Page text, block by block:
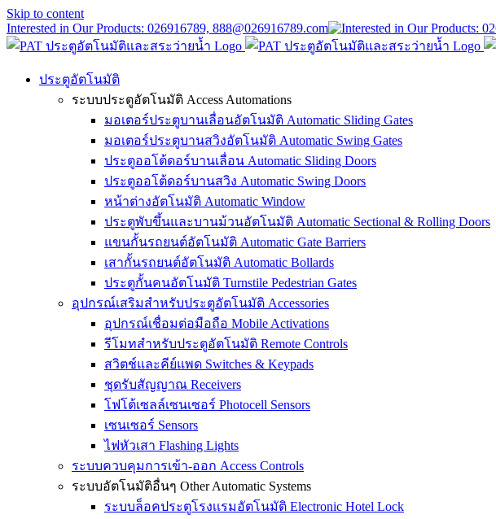
Skip to content
Interested in Our Products: 026916789, 888@026916789.com
ประตูอัตโนมัติ
ระบบประตูอัตโนมัติ Access Automations
มอเตอร์ประตูบานเลื่อนอัตโนมัติ Automatic Sliding Gates
มอเตอร์ประตูบานสวิงอัตโนมัติ Automatic Swing Gates
ประตูออโต้ดอร์บานเลื่อน Automatic Sliding Doors
ประตูออโต้ดอร์บานสวิง Automatic Swing Doors
หน้าต่างอัตโนมัติ Automatic Window
ประตูพับขึ้นและบานม้วนอัตโนมัติ Automatic Sectional & Rolling Doors
แขนกั้นรถยนต์อัตโนมัติ Automatic Gate Barriers
เสากั้นรถยนต์อัตโนมัติ Automatic Bollards
ประตูกั้นคนอัตโนมัติ Turnstile Pedestrian Gates
อุปกรณ์เสริมสำหรับประตูอัตโนมัติ Accessories
อุปกรณ์เชื่อมต่อมือถือ Mobile Activations
รีโมทสำหรับประตูอัตโนมัติ Remote Controls
สวิตช์และคีย์แพด Switches & Keypads
ชุดรับสัญญาณ Receivers
โฟโต้เซลล์เซนเซอร์ Photocell Sensors
เซนเซอร์ Sensors
ไฟหัวเสา Flashing Lights
ระบบควบคุมการเข้า-ออก Access Controls
ระบบอัตโนมัติอื่นๆ Other Automatic Systems
ระบบล็อคประตูโรงเเรมอัตโนมัติ Electronic Hotel Lock